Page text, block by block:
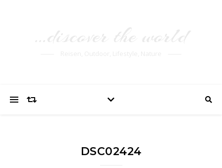
DSC02424